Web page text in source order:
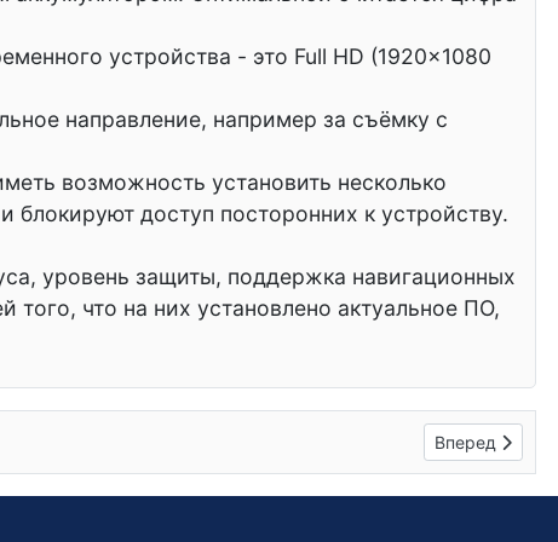
устройства - это Full HD (1920×1080
направление, например за съёмку с
возможность установить несколько
доступ посторонних к устройству.
уровень защиты, поддержка навигационных
того, что на них установлено актуальное ПО,
Следующий:
Вперед